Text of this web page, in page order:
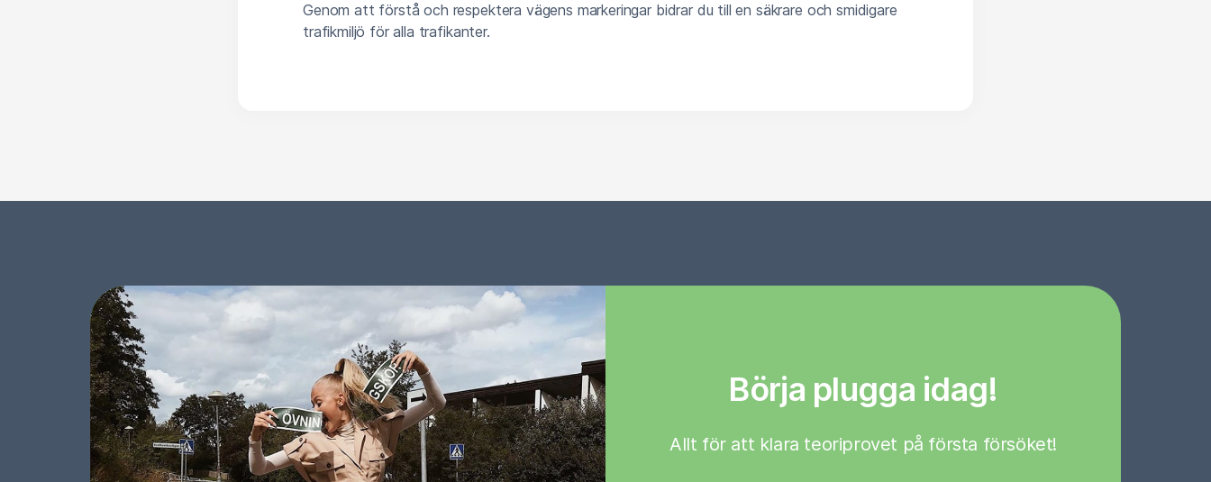
Genom att förstå och respektera vägens markeringar bidrar du till en säkrare och smidigare
trafikmiljö för alla trafikanter.
Börja plugga idag!
Allt för att klara teoriprovet på första försöket!